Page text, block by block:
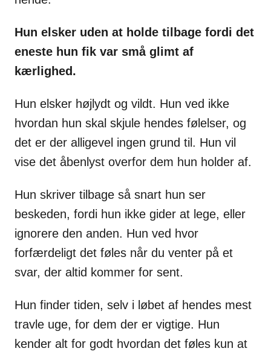
Hun elsker uden at holde tilbage fordi det
eneste hun fik var små glimt af
kærlighed.
Hun elsker højlydt og vildt. Hun ved ikke
hvordan hun skal skjule hendes følelser, og
det er der alligevel ingen grund til. Hun vil
vise det åbenlyst overfor dem hun holder af.
Hun skriver tilbage så snart hun ser
beskeden, fordi hun ikke gider at lege, eller
ignorere den anden. Hun ved hvor
forfærdeligt det føles når du venter på et
svar, der altid kommer for sent.
Hun finder tiden, selv i løbet af hendes mest
travle uge, for dem der er vigtige. Hun
kender alt for godt hvordan det føles kun at